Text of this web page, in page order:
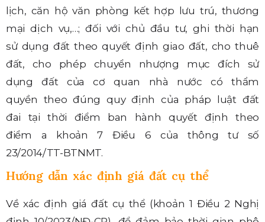
lịch, căn hộ văn phòng kết hợp lưu trú, thương
mại dịch vụ,…; đối với chủ đầu tư, ghi thời hạn
sử dụng đất theo quyết định giao đất, cho thuê
đất, cho phép chuyển nhượng mục đích sử
dụng đất của cơ quan nhà nước có thẩm
quyền theo đúng quy định của pháp luật đất
đai tại thời điểm ban hành quyết định theo
điểm a khoản 7 Điều 6 của thông tư số
23/2014/TT-BTNMT.
Hướng dẫn xác định giá đất cụ thể
Về xác định giá đất cụ thể (khoản 1 Điều 2 Nghị